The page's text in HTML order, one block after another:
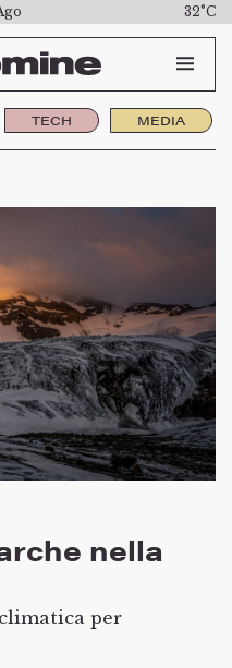
32°C
TECH MEDIA
nella
per